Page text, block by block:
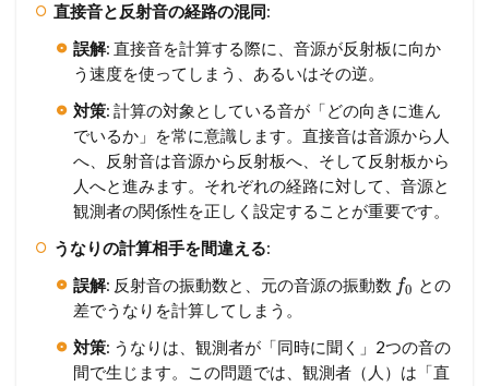
直接音と反射音の経路の混同:
誤解: 直接音を計算する際に、音源が反射板に向か
う速度を使ってしまう、あるいはその逆。
対策: 計算の対象としている音が「どの向きに進ん
でいるか」を常に意識します。直接音は音源から人
へ、反射音は音源から反射板へ、そして反射板から
人へと進みます。それぞれの経路に対して、音源と
観測者の関係性を正しく設定することが重要です。
うなりの計算相手を間違える:
誤解: 反射音の振動数と、元の音源の振動数 f0 との
差でうなりを計算してしまう。
対策: うなりは、観測者が「同時に聞く」2つの音の
間で生じます。この問題では、観測者（人）は「直